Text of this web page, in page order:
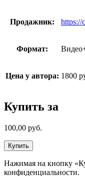
Продажник: https://
Формат:
Цена у автора: 1800
Купить за
100,00 руб.
Купить
Нажимая на кнопку
конфиденциальности.